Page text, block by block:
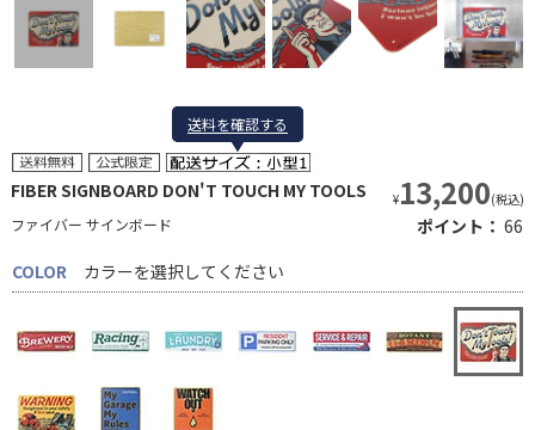
送料を確認する
送料を確認する
FIBER SIGNBOARD DON'T TOUCH MY TOOLS
ファイバー サインボード
¥13,200(税込)
ポイント： 66
COLOR
カラーを選択してください